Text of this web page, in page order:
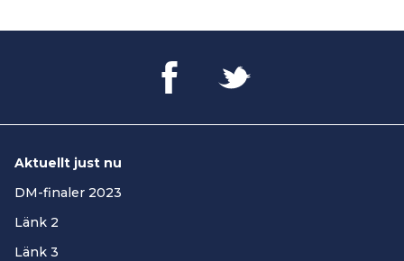
Aktuellt just nu
DM-finaler 2023
Länk 2
Länk 3